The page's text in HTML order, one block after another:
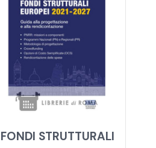
FONDI STRUTTURALI